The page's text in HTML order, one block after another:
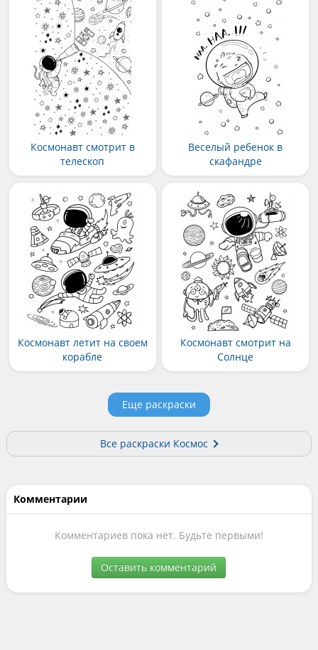
Космонавт смотрит в
телескоп
Веселый ребенок в
скафандре
Космонавт летит на своем
корабле
Космонавт смотрит на
Солнце
Еще раскраски
Все раскраски Космос
Комментарии
Комментариев пока нет. Будьте первыми!
Оставить комментарий